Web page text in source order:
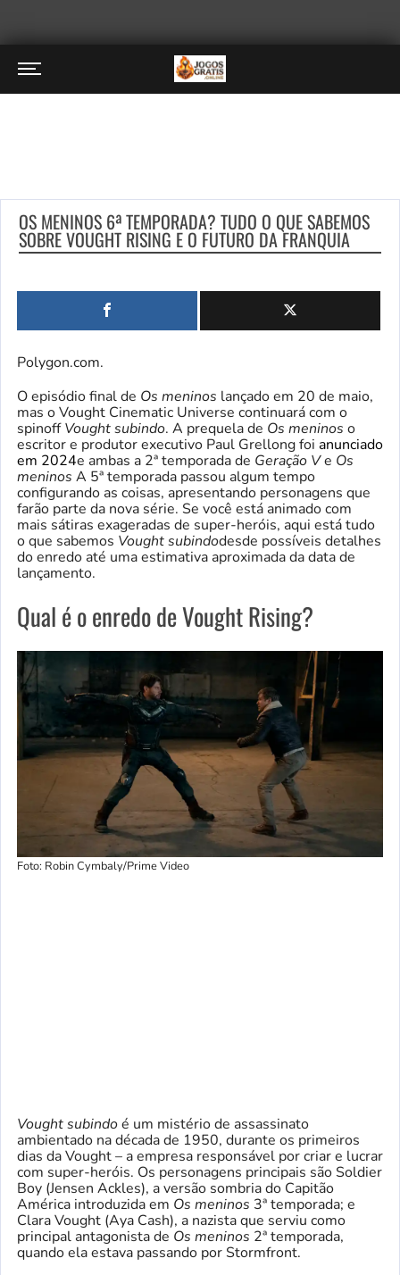
OS MENINOS 6ª TEMPORADA? TUDO O QUE SABEMOS
SOBRE VOUGHT RISING E O FUTURO DA FRANQUIA
Polygon.com.
O episódio final de Os meninos lançado em 20 de maio,
mas o Vought Cinematic Universe continuará com o
spinoffVought subindo. A prequela de Os meninos o
escritor e produtor executivo Paul Grellong foi anunciado
em 2024e ambas a 2ª temporada de Geração Ve Os
meninos A 5ª temporada passou algum tempo
configurando as coisas, apresentando personagens que
farão parte da nova série. Se você está animado com
mais sátiras exageradas de super-heróis, aqui está tudo
o que sabemos Vought subindodesde possíveis detalhes
do enredo até uma estimativa aproximada da data de
lançamento.
Qual é o enredo de Vought Rising?
Foto: Robin Cymbaly/Prime Video
Vought subindoé um mistério de assassinato
ambientado na década de 1950, durante os primeiros
dias da Vought – a empresa responsável por criar e lucrar
com super-heróis. Os personagens principais são Soldier
Boy (Jensen Ackles), a versão sombria do Capitão
América introduzida em Os meninos 3ª temporada; e
Clara Vought (Aya Cash), a nazista que serviu como
principal antagonista de Os meninos 2ª temporada,
quando ela estava passando por Stormfront.